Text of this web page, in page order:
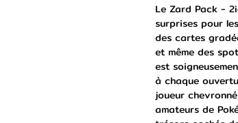
Le Zard Pack -
surprises pour
des cartes
et même des
est
à chaque
joueur
amateurs de